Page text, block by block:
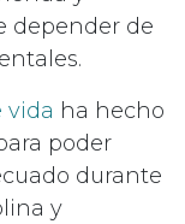
depender de
vida ha hecho
poder
durante
y